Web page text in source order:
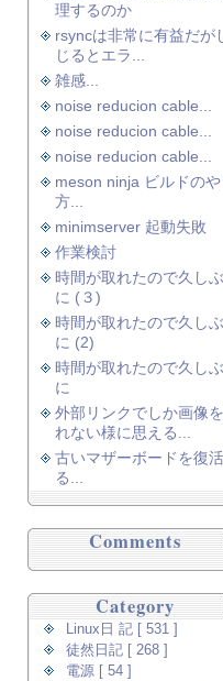
理するのか
rsyncは非常に有益だが
じるとエラ...
雑感...
noise reducion cable...
noise reducion cable...
noise reducion cable...
meson ninja ビルドのや
方...
minimserver 起動失敗
作業検討
時間が取れたので久し
に (３)
時間が取れたので久し
に (2)
時間が取れたので久し
に
外部リンクでしか画像
れない様に思える...
古いマザーボードを復
る...
Comments
Category
Linux日 記 [ 531 ]
徒然日記 [ 268 ]
電源 [ 54 ]